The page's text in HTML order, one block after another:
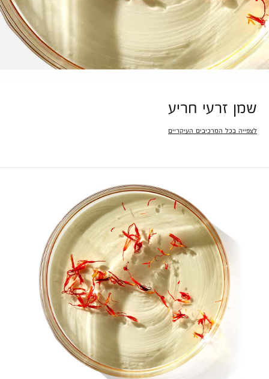
שמן זרעי חריע
לצפייה בכל המרכיבים העיקריים